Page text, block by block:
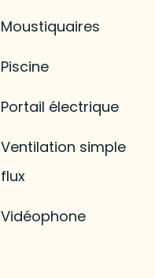
Moustiquaires
Piscine
Portail électrique
Ventilation simple
flux
Vidéophone